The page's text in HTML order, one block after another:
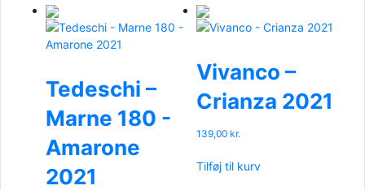
Tedeschi –
Marne 180 -
Amarone
2021
Vivanco –
Crianza 2021
139,00 kr.
Tilføj til kurv